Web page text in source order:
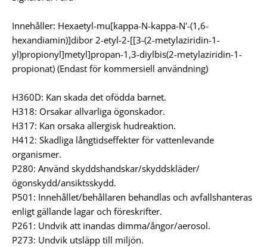
Innehåller: Hexaetyl-mu[kappa-N-kappa-N'-(1,6-
hexandiamin)]dibor 2-etyl-2-[[3-(2-metylaziridin-1-
yl)propionyl]metyl]propan-1,3-diylbis(2-metylaziridin-1-
propionat) (Endast för kommersiell användning)
H360D: Kan skada det ofödda barnet.
H318: Orsakar allvarliga ögonskador.
H317: Kan orsaka allergisk hudreaktion.
H412: Skadliga långtidseffekter för vattenlevande
organismer.
P280: Använd skyddshandskar/skyddskläder/
ögonskydd/ansiktsskydd.
P501: Innehållet/behållaren behandlas och avfallshanteras
enligt gällande lagar och föreskrifter.
P261: Undvik att inandas dimma/ångor/aerosol.
P273: Undvik utsläpp till miljön.